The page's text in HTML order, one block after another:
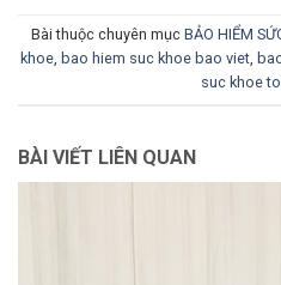
Bài thuộc chuyên mục BẢO HIỂM
khoe, bao hiem suc khoe bao viet,
suc khoe
BÀI VIẾT LIÊN QUAN